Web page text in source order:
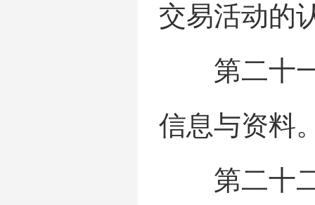
交易活动的
第二十一
信息与资料
第二十二